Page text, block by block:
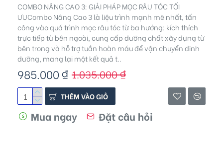
COMBO NÂNG CAO 3: GIẢI PHÁP MỌC RÂU TÓC TỐI
ƯUCombo Nâng Cao 3 là liệu trình mạnh mẽ nhất, tấn
công vào quá trình mọc râu tóc từ ba hướng: kích thích
trực tiếp từ bên ngoài, cung cấp dưỡng chất xây dựng từ
bên trong và hỗ trợ tuần hoàn máu để vận chuyển dinh
dưỡng, mang lại một kết quả t..
985.000 ₫ 1.035.000 ₫
THÊM VÀO GIỎ
Mua ngay Đặt câu hỏi